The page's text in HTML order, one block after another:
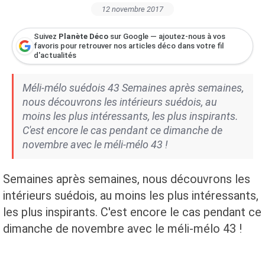
12 novembre 2017
Suivez Planète Déco sur Google — ajoutez-nous à vos
favoris pour retrouver nos articles déco dans votre fil
d'actualités
Méli-mélo suédois 43 Semaines après semaines,
nous découvrons les intérieurs suédois, au
moins les plus intéressants, les plus inspirants.
C'est encore le cas pendant ce dimanche de
novembre avec le méli-mélo 43 !
Semaines après semaines, nous découvrons les
intérieurs suédois, au moins les plus intéressants,
les plus inspirants. C'est encore le cas pendant ce
dimanche de novembre avec le méli-mélo 43 !